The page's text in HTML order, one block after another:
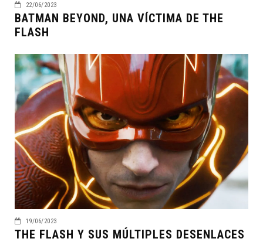
22/06/2023
BATMAN BEYOND, UNA VÍCTIMA DE THE
FLASH
19/06/2023
THE FLASH Y SUS MÚLTIPLES DESENLACES